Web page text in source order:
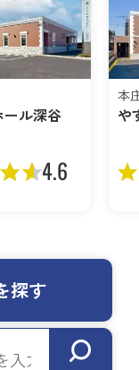
ル深谷
4.6
本
や
探す